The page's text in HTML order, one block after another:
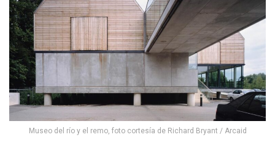
Museo del río y el remo, foto cortesía de Richard Bryant / Arcaid